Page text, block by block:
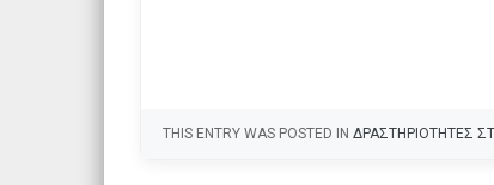
THIS ENTRY WAS POSTED IN ΔΡΑΣΤΗΡΙΟΤΗΤΕΣ